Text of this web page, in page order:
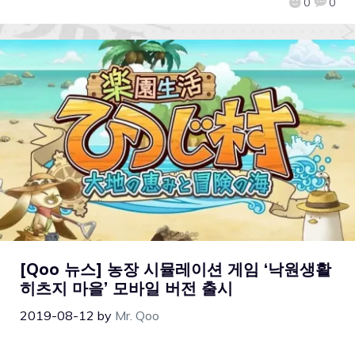
[Qoo 뉴스] 농장 시뮬레이션 게임 ‘낙원생활
히츠지 마을’ 모바일 버전 출시
2019-08-12 by Mr. Qoo